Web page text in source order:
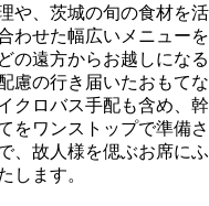
や、茨城の旬の食材を活
わせた幅広いメニューを
の遠方からお越しになる
慮の行き届いたおもてな
クロバス手配も含め、幹
をワンストップで準備さ
、故人様を偲ぶお席にふ
します。